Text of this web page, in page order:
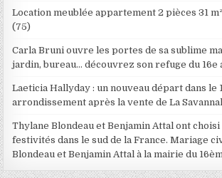
Location meublée appartement 2 pièces 31
(75)
Carla Bruni ouvre les portes de sa sublime
jardin, bureau… découvrez son refuge du
Laeticia Hallyday : un nouveau départ dans le
arrondissement après la vente de La
Thylane Blondeau et Benjamin Attal ont
festivités dans le sud de la France. Mariage
Blondeau et Benjamin Attal à la mairie du